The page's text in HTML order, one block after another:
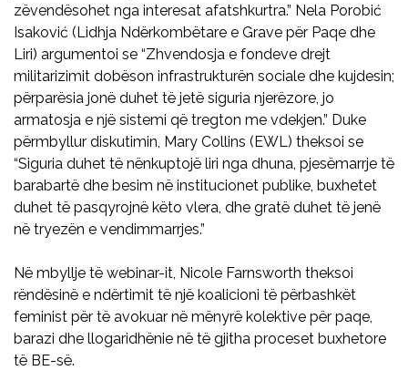
zëvendësohet nga interesat afatshkurtra.” Nela Porobić
Isaković (Lidhja Ndërkombëtare e Grave për Paqe dhe
Liri) argumentoi se “Zhvendosja e fondeve drejt
militarizimit dobëson infrastrukturën sociale dhe kujdesin;
përparësia jonë duhet të jetë siguria njerëzore, jo
armatosja e një sistemi që tregton me vdekjen.” Duke
përmbyllur diskutimin, Mary Collins (EWL) theksoi se
“Siguria duhet të nënkuptojë liri nga dhuna, pjesëmarrje të
barabartë dhe besim në institucionet publike, buxhetet
duhet të pasqyrojnë këto vlera, dhe gratë duhet të jenë
në tryezën e vendimmarrjes.”
Në mbyllje të webinar-it, Nicole Farnsworth theksoi
rëndësinë e ndërtimit të një koalicioni të përbashkët
feminist për të avokuar në mënyrë kolektive për paqe,
barazi dhe llogaridhënie në të gjitha proceset buxhetore
të BE-së.